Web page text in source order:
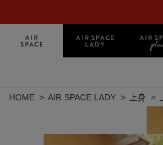
HOME AIR SPACE LADY 上身